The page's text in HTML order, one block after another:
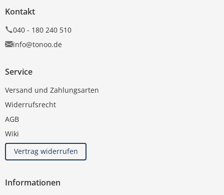
Kontakt
040 - 180 240 510
info@tonoo.de
Service
Versand und Zahlungsarten
Widerrufsrecht
AGB
Wiki
Vertrag widerrufen
Informationen